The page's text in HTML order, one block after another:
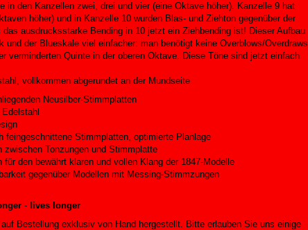
in den Kanzellen zwei, drei und vier (eine Oktave höher). Kanzelle 9 hat
höher) und in Kanzelle 10 wurden Blas- und Ziehton gegenüber der
ausdrucksstarke Bending in 10 jetzt ein Ziehbending ist! Dieser Aufbau
und der Blueskale viel einfacher: man benötigt keine Overblows/Overdraws
verminderten Quinte in der oberen Oktave. Diese Töne sind jetzt einfach
vollkommen abgerundet an der Mundseite
Neusilber-Stimmplatten
feingeschnittene Stimmplatten, optimierte Planlage
zwischen Tonzungen und Stimmplatte
für den bewährt klaren und vollen Klang der 1847-Modelle
gegenüber Modellen mit Messing-Stimmzungen
- lives longer
Bestellung exklusiv von Hand hergestellt. Bitte erlauben Sie uns einige